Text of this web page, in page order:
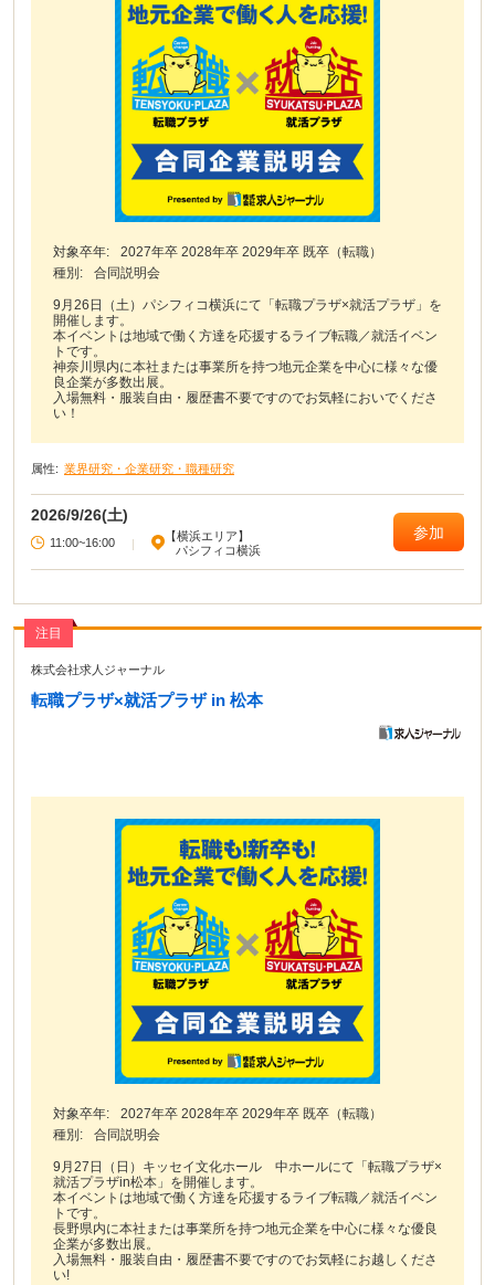
対象卒年:
2027年卒 2028年卒 2029年卒 既卒（転職）
種別:
合同説明会
9月26日（土）パシフィコ横浜にて「転職プラザ×就活プラザ」を
開催します。
本イベントは地域で働く方達を応援するライブ転職／就活イベン
トです。
神奈川県内に本社または事業所を持つ地元企業を中心に様々な優
良企業が多数出展。
入場無料・服装自由・履歴書不要ですのでお気軽においでくださ
い！
属性: 業界研究・企業研究・職種研究
2026/9/26(土)
11:00~16:00 |
【横浜エリア】
パシフィコ横浜
参加
注目
株式会社求人ジャーナル
転職プラザ×就活プラザ in 松本
対象卒年:
2027年卒 2028年卒 2029年卒 既卒（転職）
種別:
合同説明会
9月27日（日）キッセイ文化ホール 中ホールにて「転職プラザ×
就活プラザin松本」を開催します。
本イベントは地域で働く方達を応援するライブ転職／就活イベン
トです。
長野県内に本社または事業所を持つ地元企業を中心に様々な優良
企業が多数出展。
入場無料・服装自由・履歴書不要ですのでお気軽にお越しくださ
い!